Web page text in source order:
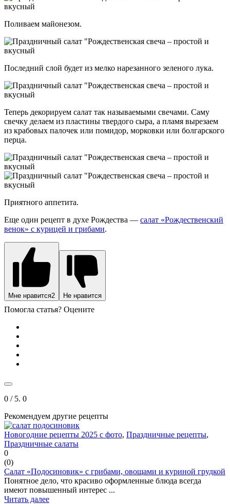
Поливаем майонезом.
Последний слой будет из мелко нарезанного зеленого лука.
Теперь декорируем салат так называемыми свечами. Саму
свечку делаем из пластины твердого сыра, а пламя вырезаем
из крабовых палочек или помидор, морковки или болгарского
перца.
Приятного аппетита.
Еще один рецепт в духе Рождества — салат «Рождественский
венок» с курицей и грибами.
Мне нравится2 Не нравится
Помогла статья? Оцените
0 / 5. 0
Рекомендуем другие рецепты
Новогодние рецепты 2025 с фото, Праздничные рецепты,
Праздничные салаты
0
(0)
Салат «Подосиновик» с грибами, овощами и куриной грудкой
Понятное дело, что красиво оформленные блюда всегда
имеют повышенный интерес ...
Читать далее